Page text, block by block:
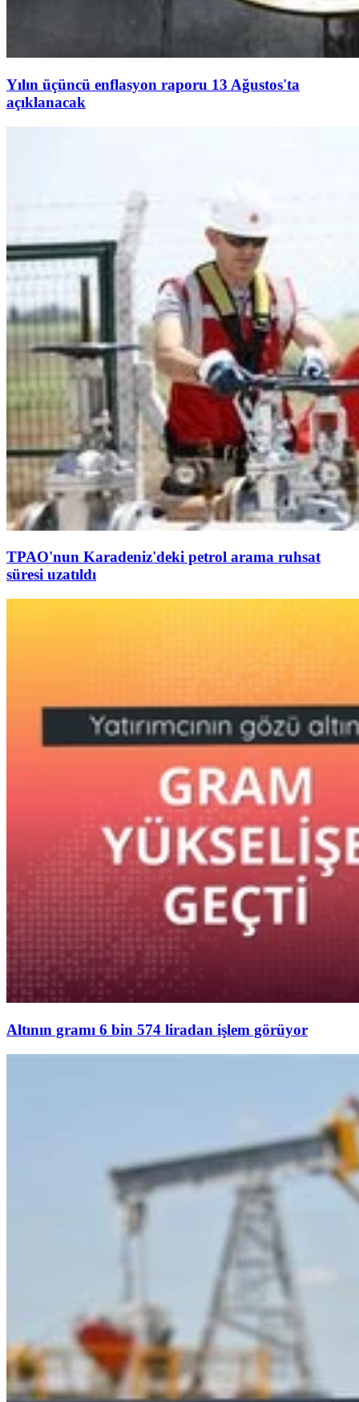
Yılın üçüncü enflasyon raporu 13 Ağustos'ta
açıklanacak
TPAO'nun Karadeniz'deki petrol arama ruhsat
süresi uzatıldı
Altının gramı 6 bin 574 liradan işlem görüyor